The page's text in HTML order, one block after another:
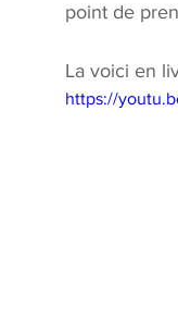
point de
La voici en
https://